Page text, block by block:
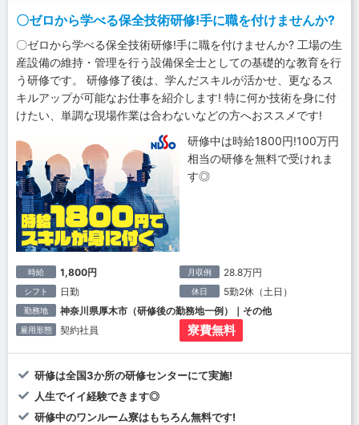
〇ゼロから学べる保全技術研修!手に職を付けませんか?
〇ゼロから学べる保全技術研修!手に職を付けませんか? 工場の生
産設備の維持・管理を行う設備保全士としての基礎的な教育を行
う研修です。 研修修了後は、学んだスキルが活かせ、更なるス
キルアップが可能なお仕事を紹介します! 特に何か技術を身に付
けたい、単調な現場作業は合わないなどの方へおススメです!
研修中は時給1800円!100万円
相当の研修を無料で受けれま
す◎
時給 1,800円 月収例 28.8万円
シフト 日勤 休日 5勤2休（土日）
勤務地 神奈川県厚木市（研修後の勤務地一例）｜その他
雇用形態 契約社員 寮費無料
研修は全国3か所の研修センターにて実施!
人生でイイ経験できます◎
研修中のワンルーム寮はもちろん無料です!